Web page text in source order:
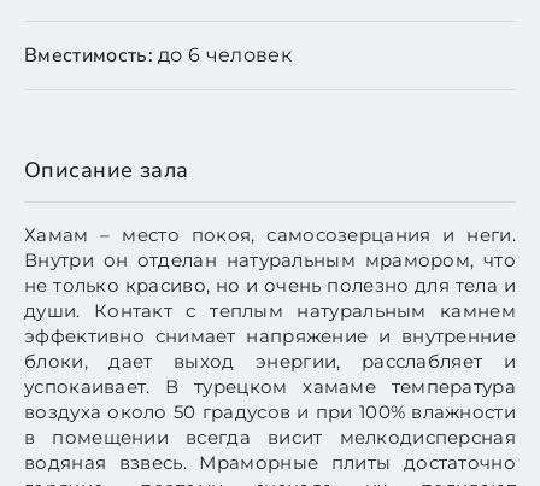
Вместимость: до 6 человек
Описание зала
Хамам – место покоя, самосозерцания и неги.
Внутри он отделан натуральным мрамором, что
не только красиво, но и очень полезно для тела и
души. Контакт с теплым натуральным камнем
эффективно снимает напряжение и внутренние
блоки, дает выход энергии, расслабляет и
успокаивает. В турецком хамаме температура
воздуха около 50 градусов и при 100% влажности
в помещении всегда висит мелкодисперсная
водяная взвесь. Мраморные плиты достаточно